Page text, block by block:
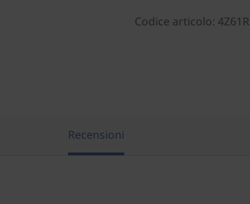
Codice articolo:
Recensioni